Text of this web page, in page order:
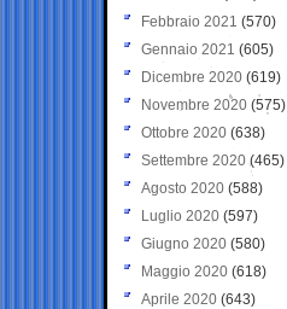
Febbraio 2021 (570)
Gennaio 2021 (605)
Dicembre 2020 (619)
Novembre 2020 (575)
Ottobre 2020 (638)
Settembre 2020(465)
Agosto 2020 (588)
Luglio 2020 (597)
Giugno 2020 (580)
Maggio 2020 (618)
Aprile 2020 (643)